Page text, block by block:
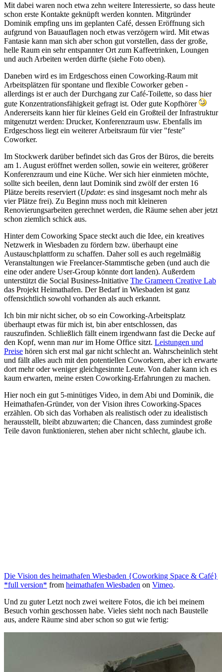
Mit dabei waren noch etwa zehn weitere Interessierte, so dass heute
schon erste Kontakte geknüpft werden konnten. Mitgründer
Dominik empfing uns im geplanten Café, dessen Eröffnung sich
aufgrund von Bauauflagen noch etwas verzögern wird. Mit etwas
Fantasie kann man sich aber schon gut vorstellen, dass der große,
helle Raum ein sehr entspannter Ort zum Kaffeetrinken, Loungen
und auch Arbeiten werden dürfte (siehe Foto oben).
Daneben wird es im Erdgeschoss einen Coworking-Raum mit
Arbeitsplätzen für spontane und flexible Coworker geben -
allerdings ist er auch der Durchgang zur Café-Toilette, so dass hier
gute Konzentrationsfähigkeit gefragt ist. Oder gute Kopfhörer
Andererseits kann hier für kleines Geld ein Großteil der Infrastruktur
mitgenutzt werden: Drucker, Konferenzraum usw. Ebenfalls im
Erdgeschoss liegt ein weiterer Arbeitsraum für vier "feste"
Coworker.
Im Stockwerk darüber befindet sich das Gros der Büros, die bereits
am 1. August eröffnet werden sollen, sowie ein weiterer, größerer
Konferenzraum und eine Küche. Wer sich hier einmieten möchte,
sollte sich beeilen, denn laut Dominik sind zwölf der ersten 16
Plätze bereits reserviert (Update: es sind insgesamt noch mehr als
vier Plätze frei). Zu Beginn muss noch mit kleineren
Renovierungsarbeiten gerechnet werden, die Räume sehen aber jetzt
schon ziemlich schick aus.
Hinter dem Coworking Space steckt auch die Idee, ein kreatives
Netzwerk in Wiesbaden zu fördern bzw. überhaupt eine
Austauschplattform zu schaffen. Daher soll es auch regelmäßig
Veranstaltungen wie Freelancer-Stammtische geben (und auch die
eine oder andere User-Group könnte dort landen). Außerdem
unterstützt die Social Business-Initiative The Grameen Creative Lab
das Projekt Heimathafen. Der Bedarf in Wiesbaden ist ganz
offensichtlich sowohl vorhanden als auch erkannt.
Ich bin mir nicht sicher, ob so ein Coworking-Arbeitsplatz
überhaupt etwas für mich ist, bin aber entschlossen, das
rauszufinden. Schließlich fällt einem irgendwann fast die Decke auf
den Kopf, wenn man nurim Home Office sitzt. Leistungen und
Preise hören sich erst mal gar nicht schlecht an. Wahrscheinlich steht
und fällt alles auch mit den potentiellen Coworkern, aber ich erwarte
dort mehr oder weniger gleichgesinnte Leute. Von daher kann ich es
kaum erwarten, meine ersten Coworking-Erfahrungen zu machen.
Hier noch ein gut 5-minütiges Video, in dem Abi und Dominik, die
Heimathafen-Gründer, von der Vision ihres Coworking-Spaces
erzählen. Ob sich das Vorhaben als realistisch oder zu idealistisch
herausstellt, bleibt abzuwarten; die Chancen, dass zumindest große
Teile davon funktionieren, stehen aber nicht schlecht, glaube ich.
Die Vision des heimathafen Wiesbaden {Coworking Space & Café}
*full version* from heimathafen Wiesbaden on Vimeo.
Und zu guter Letzt noch zwei weitere Fotos, die ich bei meinem
Besuch vorhin geschossen habe. Vieles sieht noch nach Baustelle
aus, andere Räume sind aber schon so gut wie fertig: